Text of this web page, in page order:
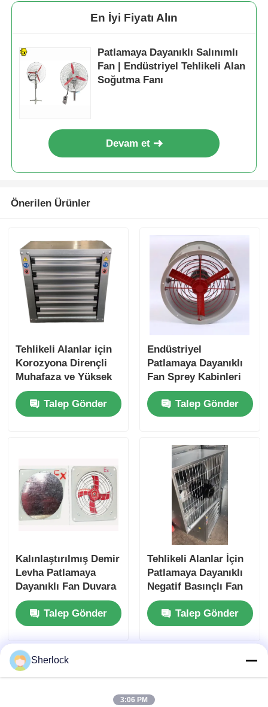
En İyi Fiyatı Alın
Patlamaya Dayanıklı Salınımlı
Fan | Endüstriyel Tehlikeli Alan
Soğutma Fanı
Devam et
Önerilen Ürünler
Tehlikeli Alanlar için
Korozyona Dirençli
Muhafaza ve Yüksek
Hava Akışına Sahip
ATEX Sertifikalı
Patlamaya Dayanıklı
Talep Gönder
Endüstriyel
Patlamaya Dayanıklı
Fan Sprey Kabinleri
için Duvar Egzoz Fanı
Talep Gönder
Kalınlaştırılmış Demir
Levha Patlamaya
Dayanıklı Fan Duvara
Monte Egzoz Aksiyel
Fan IP55Talep Gönder
Tehlikeli Alanlar İçin
Patlamaya Dayanıklı
Negatif Basınçlı Fan
Duvara Monte
Talep Gönder
Sherlock
3:06 PM